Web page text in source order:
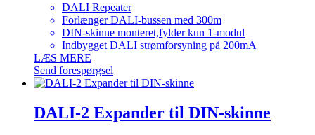
DALI Repeater
Forlænger DALI-bussen med 300m
DIN-skinne monteret,fylder kun 1-modul
Indbygget DALI strømforsyning på 200mA
LÆS MERE
Send forespørgsel
DALI-2 Expander til DIN-skinne